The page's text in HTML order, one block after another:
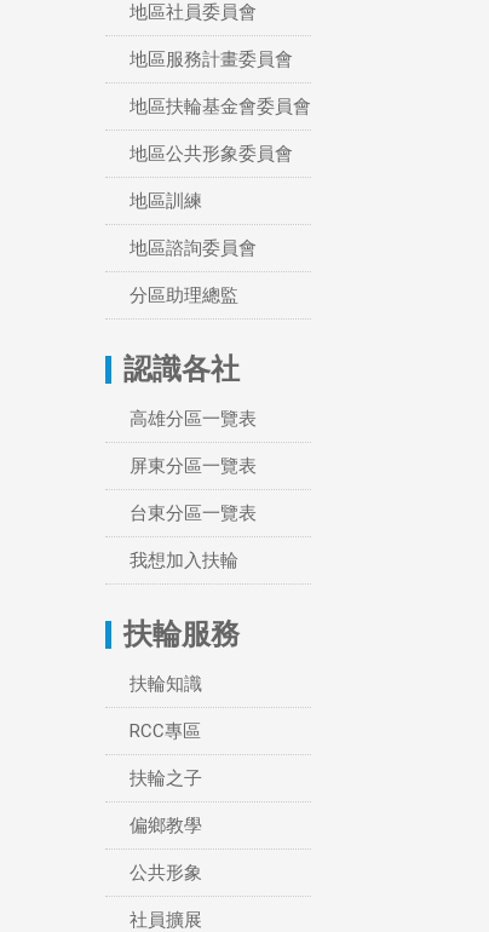
地區社員委員會
地區服務計畫委員會
地區扶輪基金會委員會
地區公共形象委員會
地區訓練
地區諮詢委員會
分區助理總監
認識各社
高雄分區一覽表
屏東分區一覽表
台東分區一覽表
我想加入扶輪
扶輪服務
扶輪知識
RCC專區
扶輪之子
偏鄉教學
公共形象
社員擴展